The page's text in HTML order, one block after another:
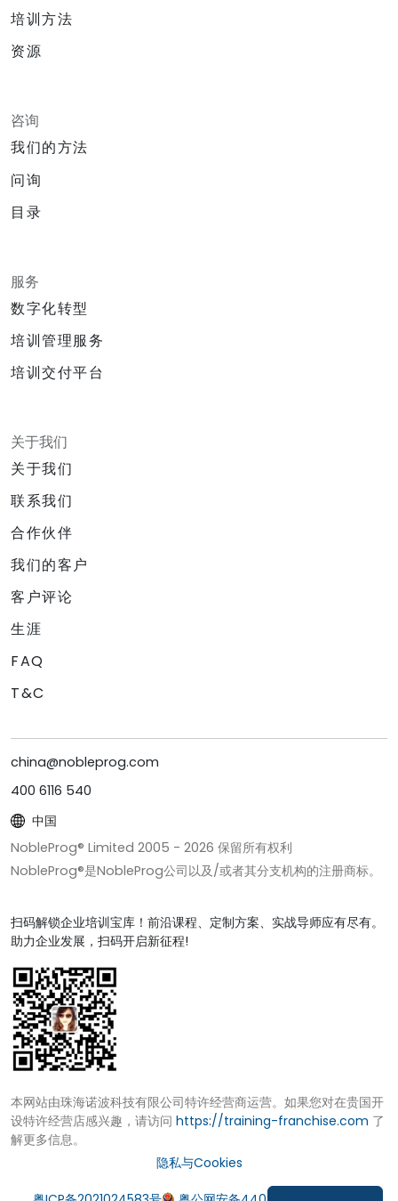
培训方法
资源
咨询
我们的方法
问询
目录
服务
数字化转型
培训管理服务
培训交付平台
关于我们
关于我们
联系我们
合作伙伴
我们的客户
客户评论
生涯
FAQ
T&C
china@nobleprog.com
400 6116 540
中国
NobleProg® Limited 2005 - 2026 保留所有权利
NobleProg®是NobleProg公司以及/或者其分支机构的注册商标。
扫码解锁企业培训宝库！前沿课程、定制方案、实战导师应有尽有。
助力企业发展，扫码开启新征程!
本网站由珠海诺波科技有限公司特许经营商运营。如果您对在贵国开
设特许经营店感兴趣，请访问 https://training-franchise.com 了
解更多信息。
隐私与Cookies